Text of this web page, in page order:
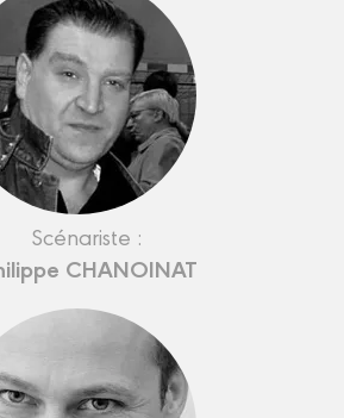
Scénariste :
CHANOINAT